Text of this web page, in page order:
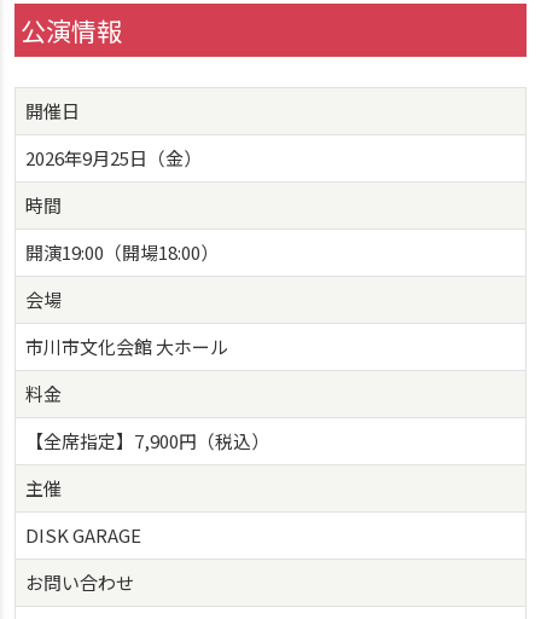
公演情報
開催日
2026年9月25日（金）
時間
開演19:00（開場18:00）
会場
市川市文化会館 大ホール
料金
【全席指定】7,900円（税込）
主催
DISK GARAGE
お問い合わせ